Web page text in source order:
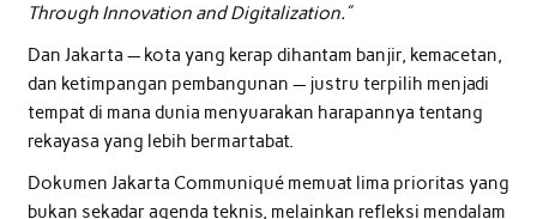
Through Innovation and Digitalization.”
Dan Jakarta — kota yang kerap dihantam banjir, kemacetan,
dan ketimpangan pembangunan — justru terpilih menjadi
tempat di mana dunia menyuarakan harapannya tentang
rekayasa yang lebih bermartabat.
Dokumen Jakarta Communiqué memuat lima prioritas yang
bukan sekadar agenda teknis, melainkan refleksi mendalam